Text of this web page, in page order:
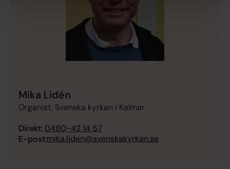
Mika Lidén
Organist, Svenska kyrkan i Kalmar
Direkt: 0480-42 14 57
E-post:mika.liden@svenskakyrkan.se